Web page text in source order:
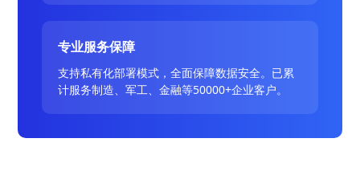
专业服务保障
支持私有化部署模式，全面保障数据安全。已累
计服务制造、军工、金融等50000+企业客户。